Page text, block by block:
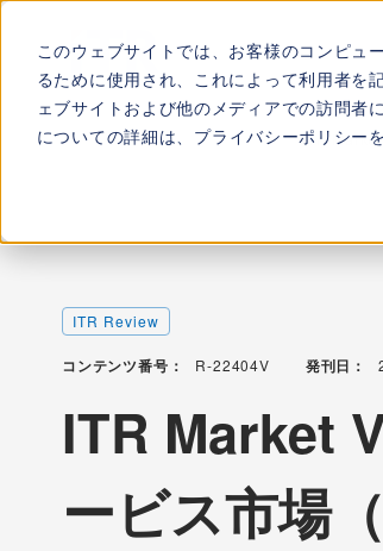
このウェブサイトでは、お客様のコンピ
るために使用され、これによって利用者を
ェブサイトおよび他のメディアでの訪問
についての詳細は、 プライバシーポリシー
TOP レポート・ライブラリ ITR Market
ITR Review
コンテンツ番号： R-22404V 発刊日：
ITR Market
ービス市場